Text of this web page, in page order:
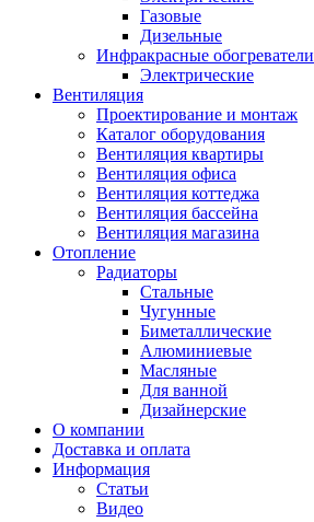
Газовые
Дизельные
Инфракрасные обогреватели
Электрические
Вентиляция
Проектирование и монтаж
Каталог оборудования
Вентиляция квартиры
Вентиляция офиса
Вентиляция коттеджа
Вентиляция бассейна
Вентиляция магазина
Отопление
Радиаторы
Стальные
Чугунные
Биметаллические
Алюминиевые
Масляные
Для ванной
Дизайнерские
О компании
Доставка и оплата
Информация
Статьи
Видео